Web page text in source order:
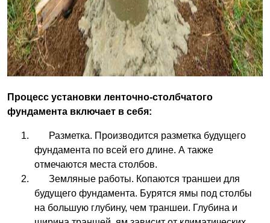
Процесс установки ленточно-столбчатого
фундамента включает в себя:
Разметка. Производится разметка будущего
фундамента по всей его длине. А также
отмечаются места столбов.
Земляные работы. Копаются траншеи для
будущего фундамента. Бурятся ямы под столбы
на большую глубину, чем траншеи. Глубина и